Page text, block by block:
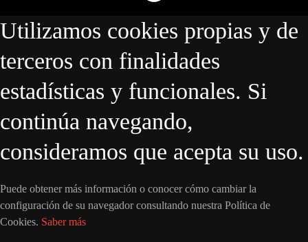
Utilizamos cookies propias y de
terceros con finalidades
estadísticas y funcionales. Si
continúa navegando,
consideramos que acepta su uso.
Puede obtener más información o conocer cómo cambiar la
configuración de su navegador consultando nuestra Política de
Cookies. Saber más